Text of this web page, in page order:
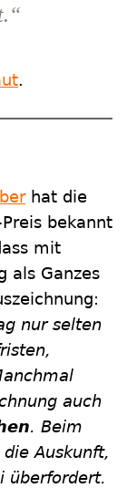
.
hat die
bekannt
mit
als Ganzes
nur selten
auch
. Beim
Auskunft,
überfordert.